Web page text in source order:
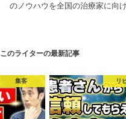
のノウハウを全国の治療家に向
このライターの最新記事
集客 リ